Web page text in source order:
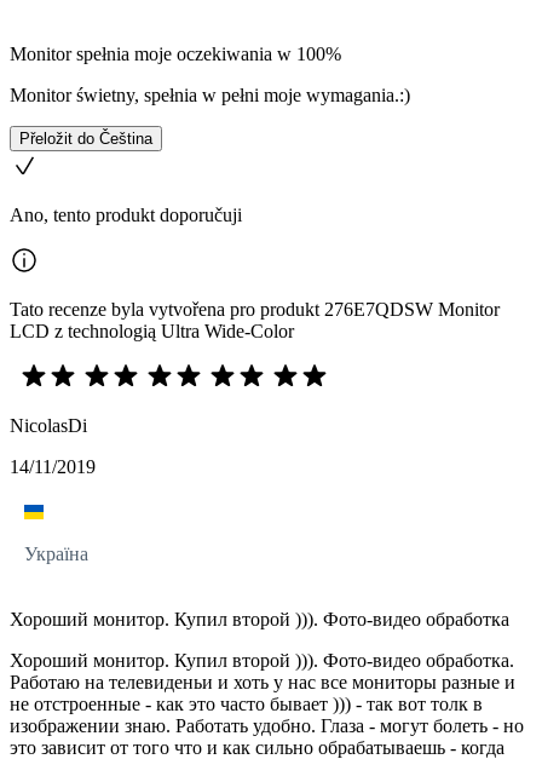
Monitor spełnia moje oczekiwania w 100%
Monitor świetny, spełnia w pełni moje wymagania.:)
Přeložit do Čeština
Ano, tento produkt doporučuji
Tato recenze byla vytvořena pro produkt 276E7QDSW Monitor
LCD z technologią Ultra Wide-Color
NicolasDi
14/11/2019
Україна
Хороший монитор. Купил второй ))). Фото-видео обработка
Хороший монитор. Купил второй ))). Фото-видео обработка.
Работаю на телевиденьи и хоть у нас все мониторы разные и
не отстроенные - как это часто бывает ))) - так вот толк в
изображении знаю. Работать удобно. Глаза - могут болеть - но
это зависит от того что и как сильно обрабатываешь - когда